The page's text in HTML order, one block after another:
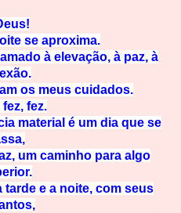
se aproxima.
à elevação, à paz, à
os meus cuidados.
fez.
material é um dia que se
um caminho para algo
tarde e a noite, com seus